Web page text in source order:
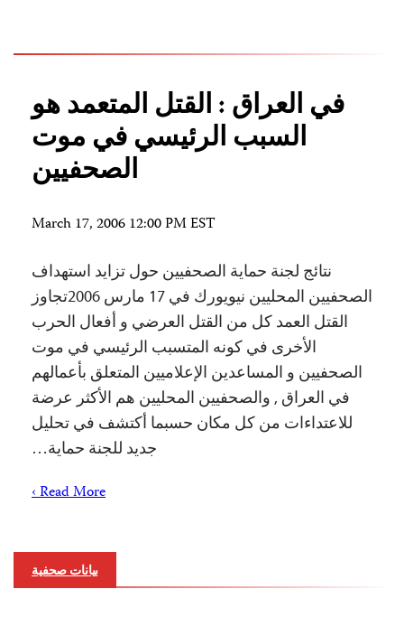
في العراق : القتل المتعمد هو
السبب الرئيسي في موت
الصحفيين
March 17, 2006 12:00 PM EST
نتائج لجنة حماية الصحفيين حول تزايد استهداف
الصحفيين المحليين نيويورك في 17 مارس 2006تجاوز
القتل العمد كل من القتل العرضي و أفعال الحرب
الأخرى في كونه المتسبب الرئيسي في موت
الصحفيين و المساعدين الإعلاميين المتعلق بأعمالهم
في العراق , والصحفيين المحليين هم الأكثر عرضة
للاعتداءات من كل مكان حسبما أكتشف في تحليل
جديد للجنة حماية…
Read More ›
بيانات صحفية